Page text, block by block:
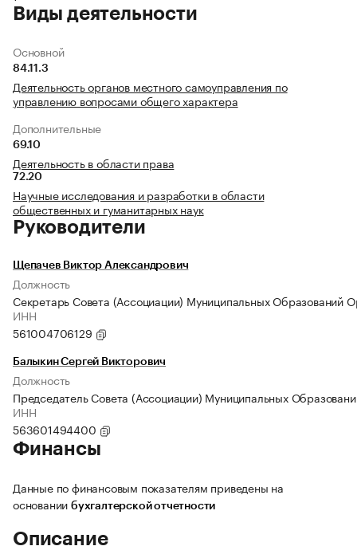
Виды деятельности
Основной
84.11.3
Деятельность органов местного самоуправления по
управлению вопросами общего характера
Дополнительные
69.10
Деятельность в области права
72.20
Научные исследования и разработки в области
общественных и гуманитарных наук
Руководители
Щепачев Виктор Александрович
Должность
Секретарь Совета (Ассоциации) Муниципальных Образований
ИНН
561004706129
Балыкин Сергей Викторович
Должность
Председатель Совета (Ассоциации) Муниципальных
ИНН
563601494400
Финансы
Данные по финансовым показателям приведены на
основании бухгалтерской отчетности
Описание